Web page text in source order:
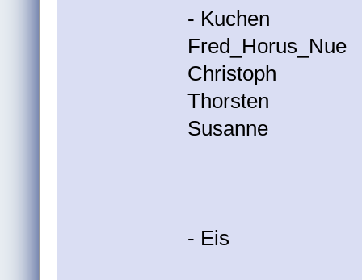
- Kuchen
Fred_Horus_Nue
Christoph
Thorsten
Susanne
- Eis